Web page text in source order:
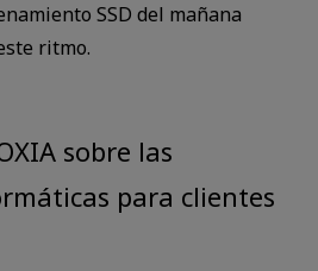
SSD del mañana
ritmo.
sobre las
para clientes